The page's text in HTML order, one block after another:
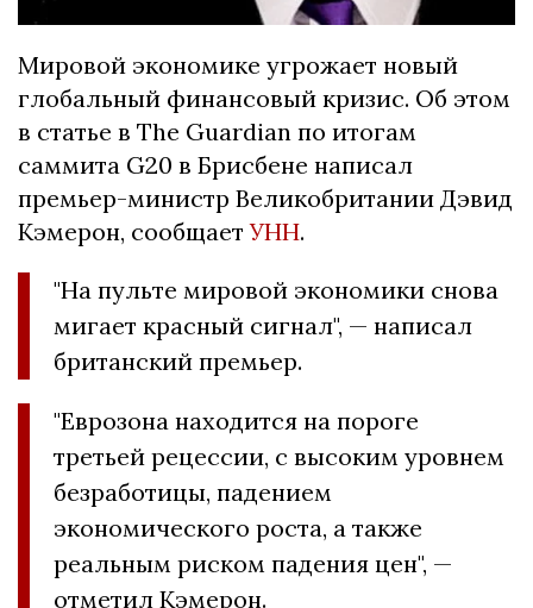
Мировой экономике угрожает новый
глобальный финансовый кризис. Об этом
в статье в The Guardian по итогам
саммита G20 в Брисбене написал
премьер-министр Великобритании Дэвид
Кэмерон, сообщаетУНН.
"На пульте мировой экономики снова
мигает красный сигнал", — написал
британский премьер.
"Еврозона находится на пороге
третьей рецессии, с высоким уровнем
безработицы, падением
экономического роста, а также
реальным риском падения цен", —
отметил Кэмерон.